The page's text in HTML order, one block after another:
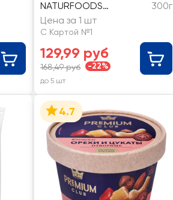
NATURFOODS
Компотная
300г
Цена за 1 шт
С Картой №1
129,99 руб
168,49 руб -22%
до 5 шт
4.7